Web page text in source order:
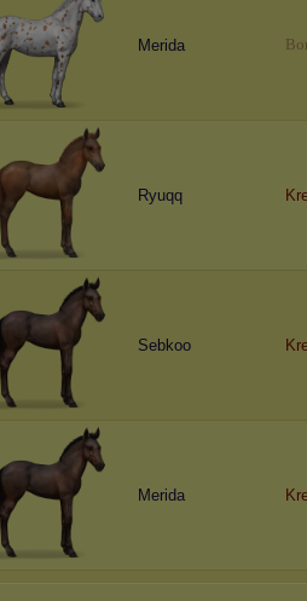
Merida Bo
Ryuqq
Sebkoo
Merida